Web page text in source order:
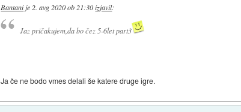
Bantanije 2. avg 2020 ob 21:30 izjavil:
Jaz pričakujem,da bo čez 5-6let part3
Ja če ne bodo vmes delali še katere druge igre.